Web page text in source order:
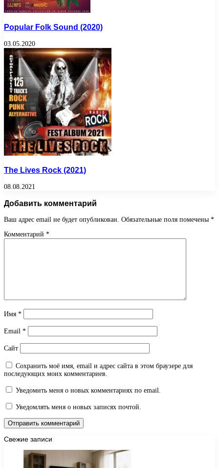
Popular Folk Sound (2020)
03.05.2020
The Lives Rock (2021)
08.08.2021
Добавить комментарий
Ваш адрес email не будет опубликован. Обязательные поля помечены *
Комментарий *
Имя *
Email *
Сайт
Сохранить моё имя, email и адрес сайта в этом браузере для
последующих моих комментариев.
Уведомить меня о новых комментариях по email.
Уведомлять меня о новых записях почтой.
Свежие записи